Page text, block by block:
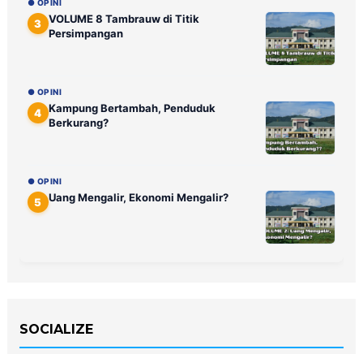
● OPINI
3 VOLUME 8 Tambrauw di Titik
Persimpangan
● OPINI
4 Kampung Bertambah, Penduduk
Berkurang?
● OPINI
5 Uang Mengalir, Ekonomi Mengalir?
SOCIALIZE